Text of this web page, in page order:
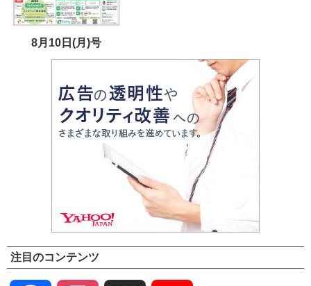
8月10日(月)号
注目のコンテンツ